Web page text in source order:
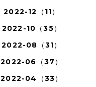
2022-12（11）
2022-10（35）
2022-08（31）
2022-06（37）
2022-04（33）